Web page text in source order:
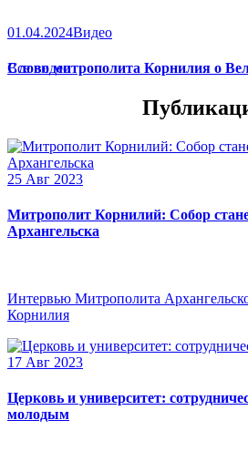
01.04.2024Видео
Слово митрополита Корнилия о
Все видео
25 Авг 2023
Митрополит Корнилий: Собор
Архангельска
Интервью Митрополита
Корнилия
17 Авг 2023
Церковь и университет:
молодым